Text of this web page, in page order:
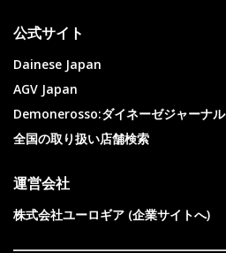
公式サイト
Dainese Japan
AGV Japan
Demonerosso:ダイネーゼジャーナル
全国の取り扱い店舗検索
運営会社
株式会社ユーロギア (企業サイトへ)